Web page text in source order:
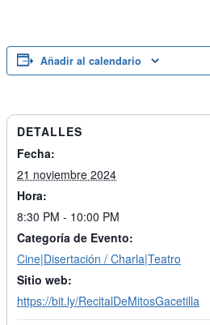
Añadir al calendario
DETALLES
Fecha:
21 noviembre 2024
Hora:
8:30 PM - 10:00 PM
Categoría de Evento:
Cine|Disertación / Charla|Teatro
Sitio web:
https://bit.ly/RecitalDeMitosGacetilla